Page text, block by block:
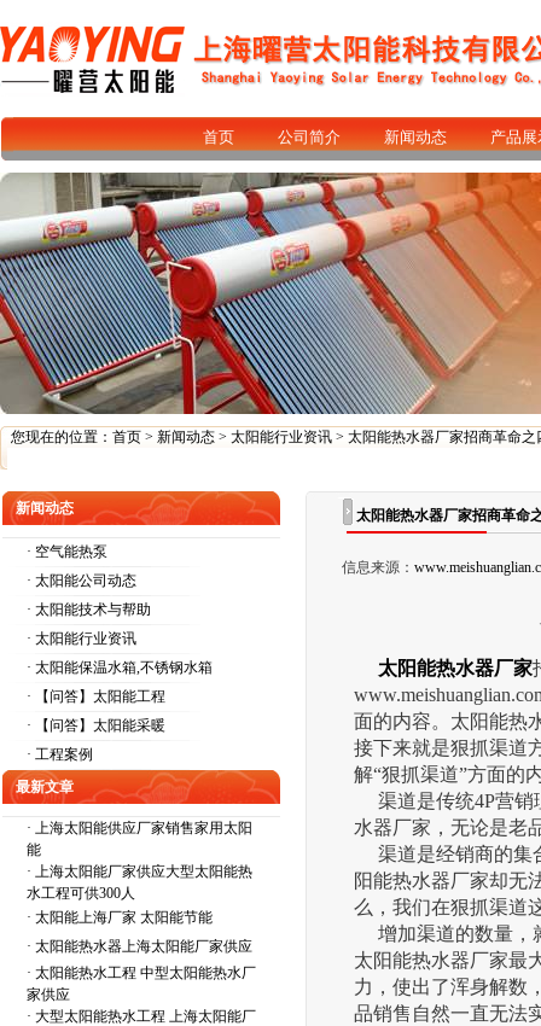
首页 公司简介 新闻动态 产品展
您现在的位置： 首页 > 新闻动态 > 太阳能行业资讯 > 太阳能热水器厂家招商革命之
新闻动态
· 空气能热泵
· 太阳能公司动态
· 太阳能技术与帮助
· 太阳能行业资讯
· 太阳能保温水箱,不锈钢水箱
· 【问答】太阳能工程
· 【问答】太阳能采暖
· 工程案例
最新文章
· 上海太阳能供应厂家销售家用太阳
能
· 上海太阳能厂家供应大型太阳能热
水工程可供300人
· 太阳能上海厂家 太阳能节能
· 太阳能热水器上海太阳能厂家供应
· 太阳能热水工程 中型太阳能热水厂
家供应
· 大型太阳能热水工程 上海太阳能厂
太阳能热水器厂家招商革命
信息来源：
太阳能热水器厂家
面的内容。太阳能热
接下来就是狠抓渠道
解“狠抓渠道”方面的
渠道是传统4P营销
水器厂家，无论是老
渠道是经销商的集
阳能热水器厂家却无
么，我们在狠抓渠道
增加渠道的数量，
太阳能热水器厂家最
力，使出了浑身解数
品销售自然一直无法